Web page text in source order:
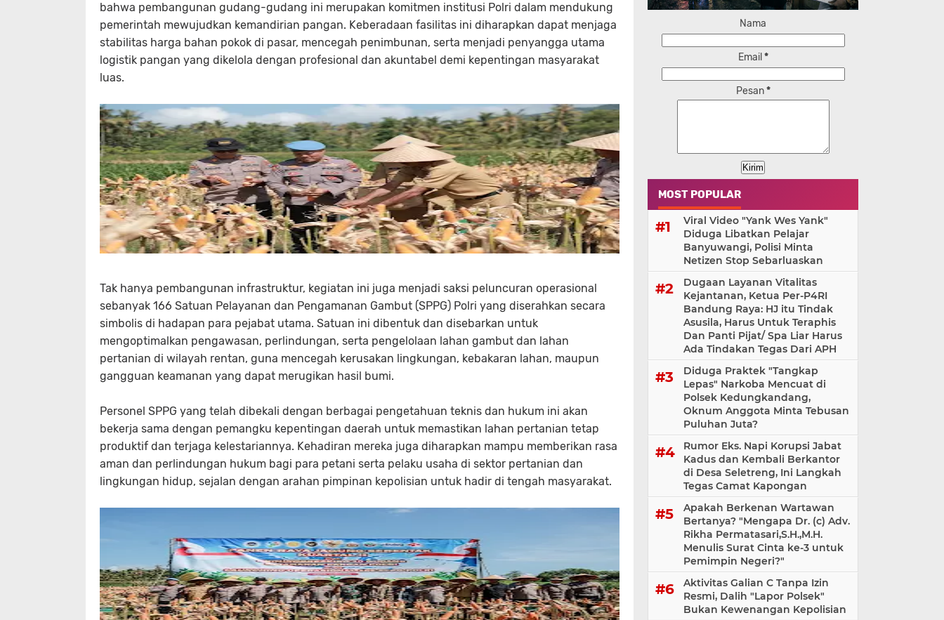
bahwa pembangunan gudang-gudang ini merupakan komitmen institusi Polri dalam mendukung
pemerintah mewujudkan kemandirian pangan. Keberadaan fasilitas ini diharapkan dapat menjaga
stabilitas harga bahan pokok di pasar, mencegah penimbunan, serta menjadi penyangga utama
logistik pangan yang dikelola dengan profesional dan akuntabel demi kepentingan masyarakat
luas.
Tak hanya pembangunan infrastruktur, kegiatan ini juga menjadi saksi peluncuran operasional
sebanyak 166 Satuan Pelayanan dan Pengamanan Gambut (SPPG) Polri yang diserahkan secara
simbolis di hadapan para pejabat utama. Satuan ini dibentuk dan disebarkan untuk
mengoptimalkan pengawasan, perlindungan, serta pengelolaan lahan gambut dan lahan
pertanian di wilayah rentan, guna mencegah kerusakan lingkungan, kebakaran lahan, maupun
gangguan keamanan yang dapat merugikan hasil bumi.
Personel SPPG yang telah dibekali dengan berbagai pengetahuan teknis dan hukum ini akan
bekerja sama dengan pemangku kepentingan daerah untuk memastikan lahan pertanian tetap
produktif dan terjaga kelestariannya. Kehadiran mereka juga diharapkan mampu memberikan rasa
aman dan perlindungan hukum bagi para petani serta pelaku usaha di sektor pertanian dan
lingkungan hidup, sejalan dengan arahan pimpinan kepolisian untuk hadir di tengah masyarakat.
Nama
Email *
Pesan*
MOST POPULAR
Viral Video "Yank Wes Yank"
Diduga Libatkan Pelajar
Banyuwangi, Polisi Minta
Netizen Stop Sebarluaskan
Dugaan Layanan Vitalitas
Kejantanan, Ketua Per-P4RI
Bandung Raya: HJ itu Tindak
Asusila, Harus Untuk Teraphis
Dan Panti Pijat/ Spa Liar Harus
Ada Tindakan Tegas Dari APH
Diduga Praktek "Tangkap
Lepas" Narkoba Mencuat di
Polsek Kedungkandang,
Oknum Anggota Minta Tebusan
Puluhan Juta?
Rumor Eks. Napi Korupsi Jabat
Kadus dan Kembali Berkantor
di Desa Seletreng, Ini Langkah
Tegas Camat Kapongan
Apakah Berkenan Wartawan
Bertanya? "Mengapa Dr. (c) Adv.
Rikha Permatasari,S.H.,M.H.
Menulis Surat Cinta ke-3 untuk
Pemimpin Negeri?"
Aktivitas Galian C Tanpa Izin
Resmi, Dalih "Lapor Polsek"
Bukan Kewenangan Kepolisian